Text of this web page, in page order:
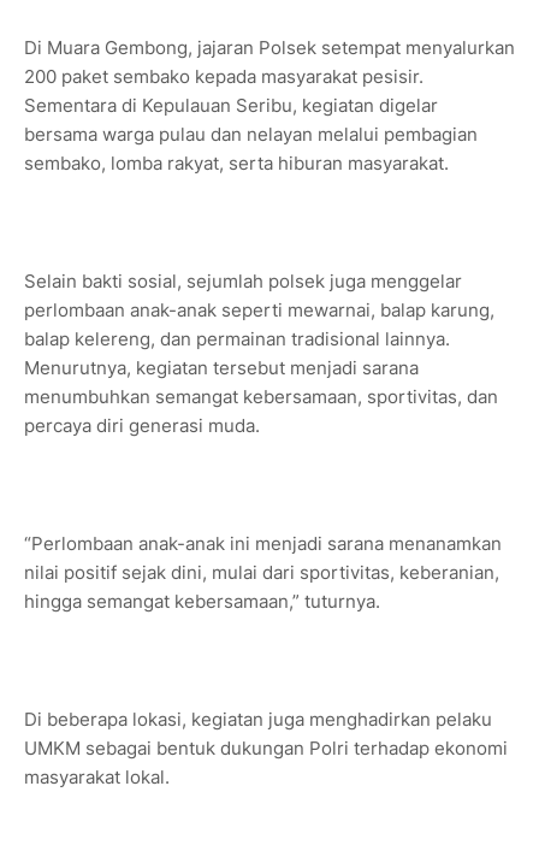
Di Muara Gembong, jajaran Polsek setempat menyalurkan
200 paket sembako kepada masyarakat pesisir.
Sementara di Kepulauan Seribu, kegiatan digelar
bersama warga pulau dan nelayan melalui pembagian
sembako, lomba rakyat, serta hiburan masyarakat.
Selain bakti sosial, sejumlah polsek juga menggelar
perlombaan anak-anak seperti mewarnai, balap karung,
balap kelereng, dan permainan tradisional lainnya.
Menurutnya, kegiatan tersebut menjadi sarana
menumbuhkan semangat kebersamaan, sportivitas, dan
percaya diri generasi muda.
“Perlombaan anak-anak ini menjadi sarana menanamkan
nilai positif sejak dini, mulai dari sportivitas, keberanian,
hingga semangat kebersamaan,” tuturnya.
Di beberapa lokasi, kegiatan juga menghadirkan pelaku
UMKM sebagai bentuk dukungan Polri terhadap ekonomi
masyarakat lokal.